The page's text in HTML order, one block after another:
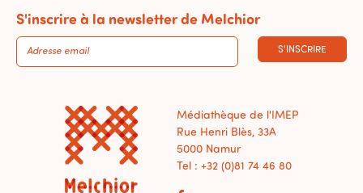
S'inscrire à la newsletter de Melchior
S'INSCRIRE
Médiathèque de l'IMEP
Rue Henri Blès, 33A
5000 Namur
Tel : +32 (0)81 74 46 80